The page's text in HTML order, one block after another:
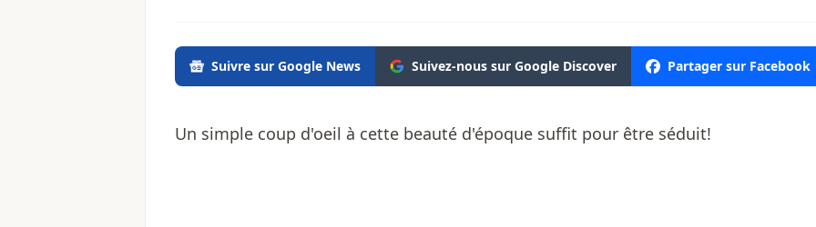
Suivre sur Google News Suivez-nous sur Google Discover Partager sur Facebook
Un simple coup d'oeil à cette beauté d'époque suffit pour être séduit!